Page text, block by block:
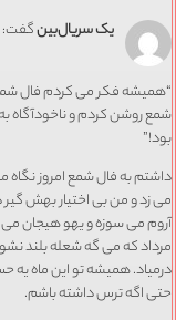
یک سریال‌بین گفت:
“همیشه فکر می کردم فال شمع
شمع روشن کردم و ناخودآگاه
بود!”
داشتم به فال شمع امروز
می زد و من بی اختیار بهش
آروم می سوزه و یهو هیجان می
مرداد که می گه شعله بلند
درمیاد. همیشه تو این ماه یه
حتی اگه ترس داشته باشم.